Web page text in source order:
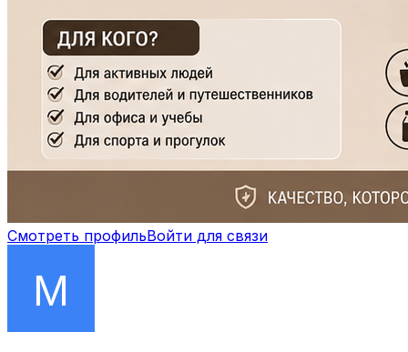
Смотреть профильВойти для связи